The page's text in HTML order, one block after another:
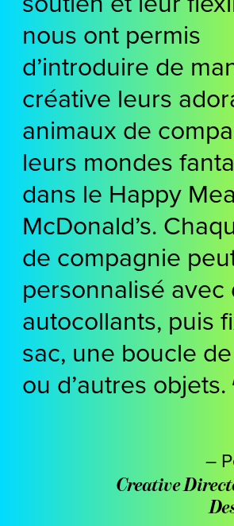
nous ont permis
d’introduire de
créative leurs
animaux de
leurs mondes
dans le Happy
McDonald’s.
de compagnie
personnalisé avec
autocollants, puis
sac, une boucle
ou d’autres objets.
–
Creative